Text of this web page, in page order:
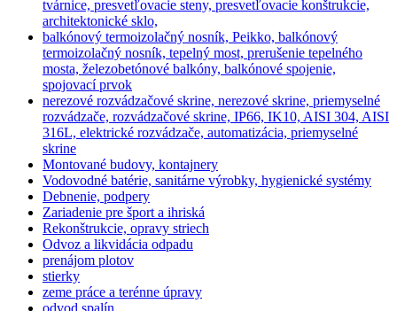
tvárnice, presvetľovacie steny, presvetľovacie konštrukcie,
architektonické sklo,
balkónový termoizolačný nosník, Peikko, balkónový
termoizolačný nosník, tepelný most, prerušenie tepelného
mosta, železobetónové balkóny, balkónové spojenie,
spojovací prvok
nerezové rozvádzačové skrine, nerezové skrine, priemyselné
rozvádzače, rozvádzačové skrine, IP66, IK10, AISI 304, AISI
316L, elektrické rozvádzače, automatizácia, priemyselné
skrine
Montované budovy, kontajnery
Vodovodné batérie, sanitárne výrobky, hygienické systémy
Debnenie, podpery
Zariadenie pre šport a ihriská
Rekonštrukcie, opravy striech
Odvoz a likvidácia odpadu
prenájom plotov
stierky
zeme práce a terénne úpravy
odvod spalín